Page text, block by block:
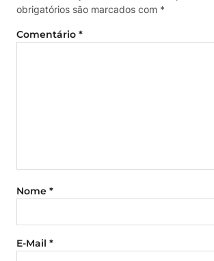
obrigatórios são marcados com *
Comentário *
Nome *
E-Mail *